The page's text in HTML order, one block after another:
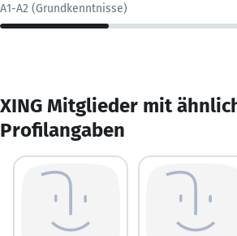
A1-A2 (Grundkenntnisse)
XING Mitglieder mit
Profilangaben